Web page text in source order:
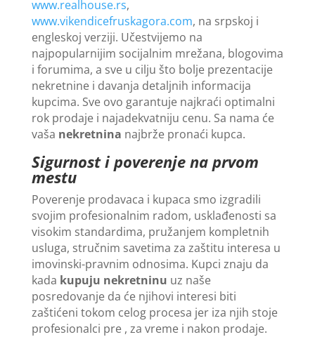
www.realhouse.rs,
www.vikendicefruskagora.com, na srpskoj i
engleskoj verziji. Učestvijemo na
najpopularnijim socijalnim mrežana, blogovima
i forumima, a sve u cilju što bolje prezentacije
nekretnine i davanja detaljnih informacija
kupcima. Sve ovo garantuje najkraći optimalni
rok prodaje i najadekvatniju cenu. Sa nama će
vaša nekretnina najbrže pronaći kupca.
Sigurnost i poverenje na prvom
mestu
Poverenje prodavaca i kupaca smo izgradili
svojim profesionalnim radom, usklađenosti sa
visokim standardima, pružanjem kompletnih
usluga, stručnim savetima za zaštitu interesa u
imovinski-pravnim odnosima. Kupci znaju da
kada kupuju nekretninu uz naše
posredovanje da će njihovi interesi biti
zaštićeni tokom celog procesa jer iza njih stoje
profesionalci pre , za vreme i nakon prodaje.